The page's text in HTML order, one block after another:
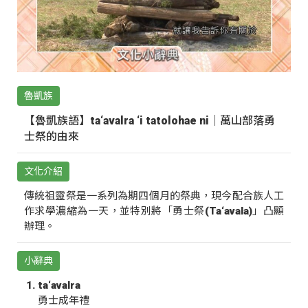
魯凱族
【魯凱族語】ta‘avalra ‘i tatolohae ni｜萬山部落勇
士祭的由來
文化介紹
傳統祖靈祭是一系列為期四個月的祭典，現今配合族人工
作求學濃縮為一天，並特別將「勇士祭(Ta‘avala)」凸顯
辦理。
小辭典
ta‘avalra
勇士成年禮